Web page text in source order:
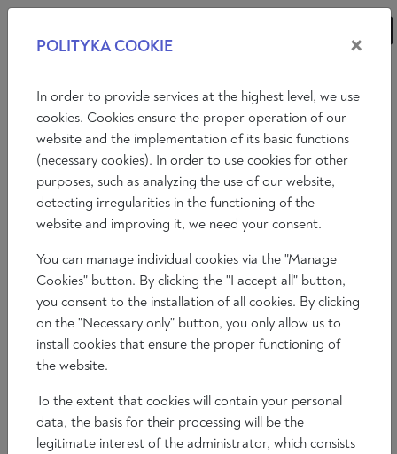
Opiniones
“CUANDO ESTÁ PERMITIDO
HUMILLAR A UN COLECTIVO, COMO
LOS CATÓLICOS, LO SIGUIENTE ES
PERSEGUIR A ESE COLECTIVO”: UNA
ENTREVISTA CON POLONIA
CASTELLANOS
Álvaro Peñas
2025-01-23
Tiempo de lectura: 5 min
POLITYKA COOKIE ×
In order to provide services at the highest level, we use
cookies. Cookies ensure the proper operation of our
website and the implementation of its basic functions
(necessary cookies). In order to use cookies for other
purposes, such as analyzing the use of our website,
detecting irregularities in the functioning of the
website and improving it, we need your consent.
You can manage individual cookies via the "Manage
Cookies" button. By clicking the "I accept all" button,
you consent to the installation of all cookies. By clicking
on the "Necessary only" button, you only allow us to
install cookies that ensure the proper functioning of
the website.
To the extent that cookies will contain your personal
data, the basis for their processing will be the
legitimate interest of the administrator, which consists